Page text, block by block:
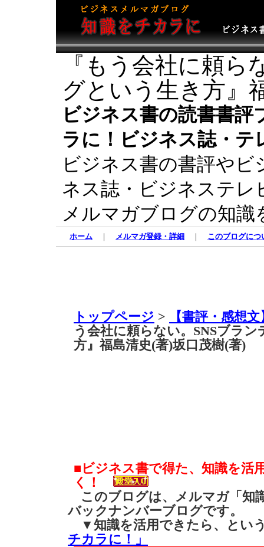
『もう会社に頼ら
グという生き方』
ビジネス書の読書書
ラに！ビジネス誌・テ
ビジネス書の書評や
ネス誌・ビジネステ
メルマガブログの知識
ホーム ｜ メルマガ登録・詳細 ｜ このブログにつ
トップページ >
【書評・感想
う会社に頼らない。SNSブラ
方』福島清史(著)坂口茂樹(著)
■ビジネス書で得た、知識を活
く！
このブログは、メルマガ「知
バックナンバーブログです。
▼知識を活用できたら、と
チカラに！」